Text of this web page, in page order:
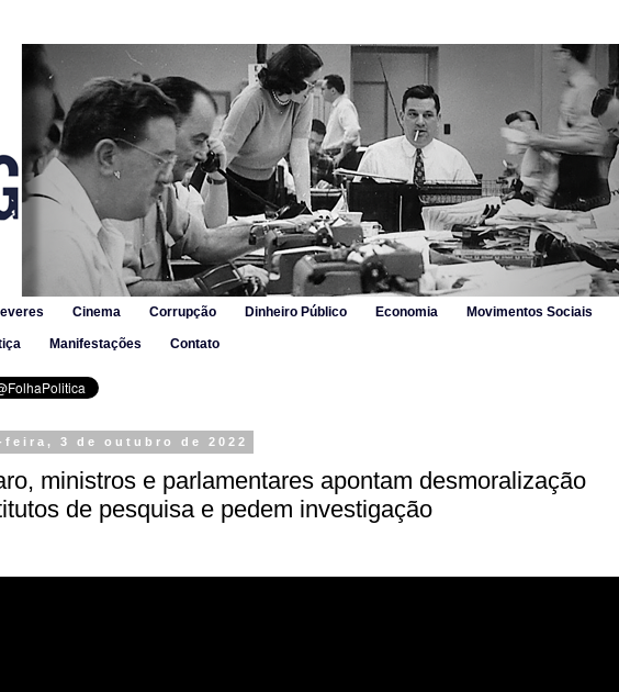
Cinema Corrupção Dinheiro Público Economia Movimentos Sociais
Manifestações Contato
feira, 3 de outubro de 2022
ministros e parlamentares apontam desmoralização
de pesquisa e pedem investigação